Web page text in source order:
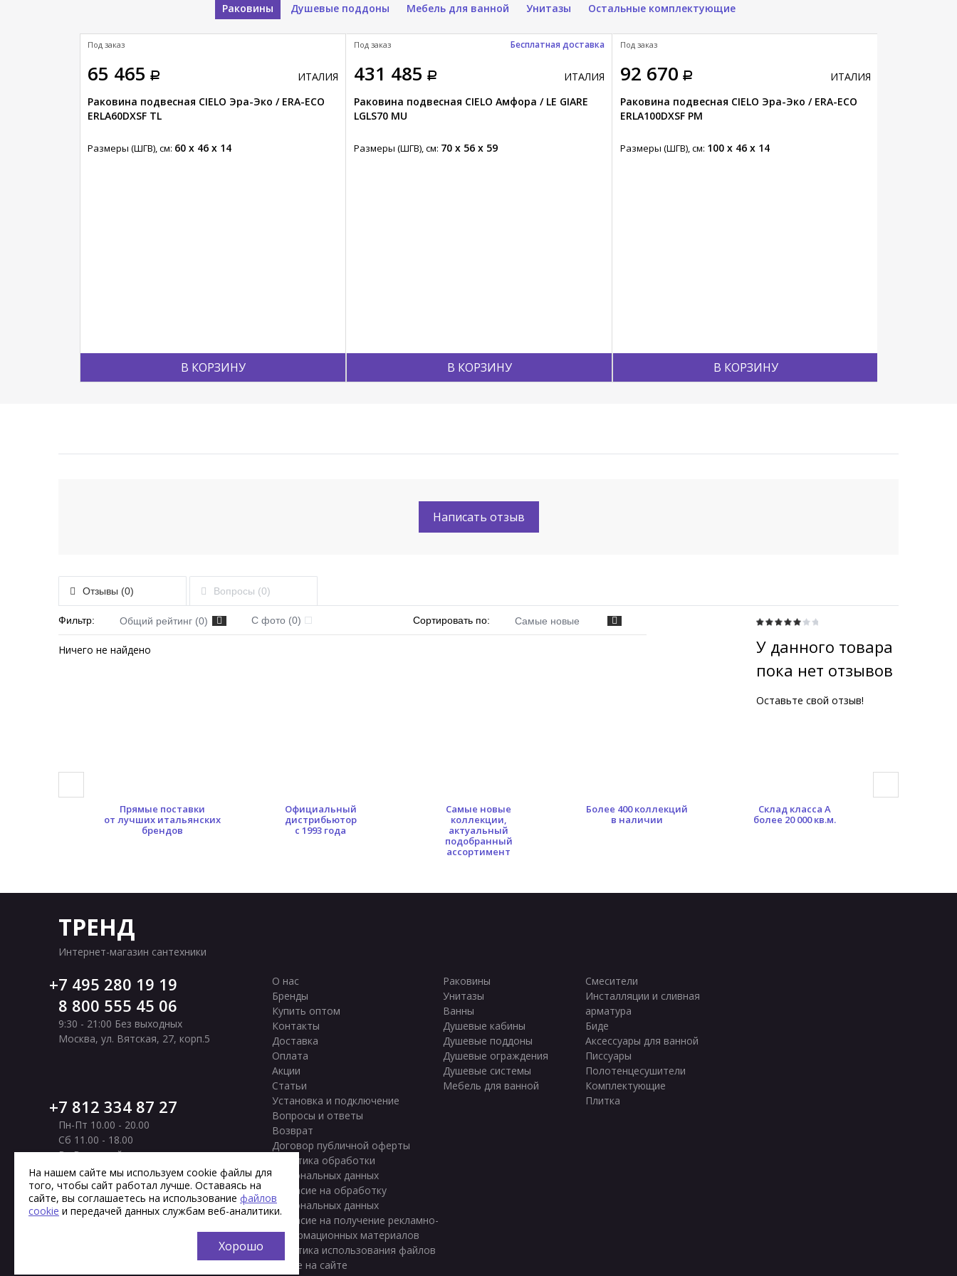
Раковины Душевые поддоны Мебель для ванной Унитазы Остальные комплектующие
65 465
В КОРЗИНУ
ИТАЛИЯ
Раковина подвесная CIELO Эра-Эко / ERA-ECO
ERLA60DXSF TL
Размеры (ШГВ), см: 60 x 46 x 14
Под заказ
431 485
В КОРЗИНУ
ИТАЛИЯ
Раковина подвесная CIELO Амфора / LE GIARE
LGLS70 MU
Размеры (ШГВ), см: 70 x 56 x 59
Под заказ Бесплатная доставка
92 670
В КОРЗИНУ
ИТАЛИЯ
Раковина подвесная CIELO Эра-Эко / ERA-ECO
ERLA100DXSF PM
Размеры (ШГВ), см: 100 x 46 x 14
Под заказ
Написать отзыв
Отзывы (0) Вопросы (0)
У данного товара
пока нет отзывов
Оставьте свой отзыв!
Фильтр: Общий рейтинг (0) С фото (0) Сортировать по: Самые новые
Ничего не найдено
Прямые поставки
от лучших итальянских
брендов
Официальный
дистрибьютор
с 1993 года
Самые новые
коллекции,
актуальный
подобранный
ассортимент
Более 400 коллекций
в наличии
Склад класса А
более 20 000 кв.м.
ТРЕНД
Интернет-магазин сантехники
7 495 280 19 19
8 800 555 45 06
9:30 - 21:00 Без выходных
Москва, ул. Вятская, 27, корп.5
7 812 334 87 27
Пн-Пт 10.00 - 20.00
Сб 11.00 - 18.00
Вс Выходной
Санкт-Петербург,Московское шоссе, 177
корп. 2
О нас
Бренды
Купить оптом
Контакты
Доставка
Оплата
Акции
Статьи
Установка и подключение
Вопросы и ответы
Возврат
Договор публичной оферты
Политика обработки
персональных данных
Согласие на обработку
персональных данных
Согласие на получение рекламно-
информационных материалов
Политика использования файлов
cookie на сайте
Раковины
Унитазы
Ванны
Душевые кабины
Душевые поддоны
Душевые ограждения
Душевые системы
Мебель для ванной
Смесители
Инсталляции и сливная
арматура
Биде
Аксессуары для ванной
Писсуары
Полотенцесушители
Комплектующие
Плитка
На нашем сайте мы используем cookie файлы для
того, чтобы сайт работал лучше. Оставаясь на
сайте, вы соглашаетесь на использование файлов
cookie и передачей данных службам веб-аналитики.
Хорошо